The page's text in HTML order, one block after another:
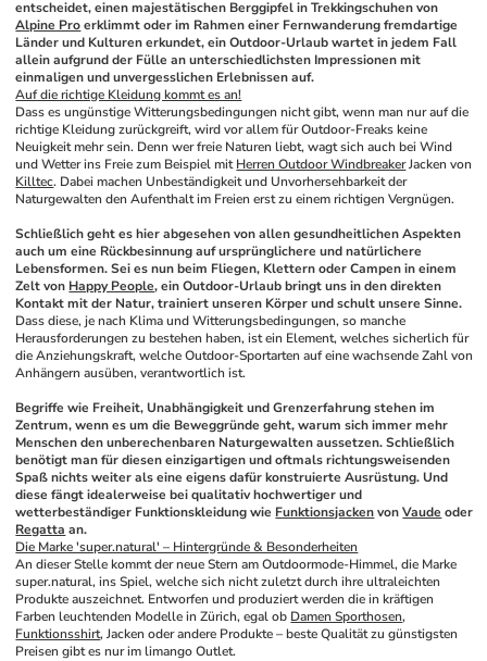
Alpine Pro erklimmt oder im Rahmen einer Fernwanderung fremdartige
Länder und Kulturen erkundet, ein Outdoor-Urlaub wartet in jedem Fall
allein aufgrund der Fülle an unterschiedlichsten Impressionen mit
einmaligen und unvergesslichen Erlebnissen auf.
Auf die richtige Kleidung kommt es an!
Dass es ungünstige Witterungsbedingungen nicht gibt, wenn man nur auf die
richtige Kleidung zurückgreift, wird vor allem für Outdoor-Freaks keine
Neuigkeit mehr sein. Denn wer freie Naturen liebt, wagt sich auch bei Wind
und Wetter ins Freie zum Beispiel mit Herren Outdoor Windbreaker
Killtec. Dabei machen Unbeständigkeit und Unvorhersehbarkeit der
Naturgewalten den Aufenthalt im Freien erst zu einem richtigen Vergnügen.
Schließlich geht es hier abgesehen von allen gesundheitlichen Aspekten
auch um eine Rückbesinnung auf ursprünglichere und natürlichere
Lebensformen. Sei es nun beim Fliegen, Klettern oder Campen in einem
Zelt von Happy People, ein Outdoor-Urlaub bringt uns in den direkten
Kontakt mit der Natur, trainiert unseren Körper und schult unsere Sinne.
Dass diese, je nach Klima und Witterungsbedingungen, so manche
Herausforderungen zu bestehen haben, ist ein Element, welches sicherlich für
die Anziehungskraft, welche Outdoor-Sportarten auf eine wachsende Zahl von
Anhängern ausüben, verantwortlich ist.
Begriffe wie Freiheit, Unabhängigkeit und Grenzerfahrung stehen im
Zentrum, wenn es um die Beweggründe geht, warum sich immer mehr
Menschen den unberechenbaren Naturgewalten aussetzen. Schließlich
benötigt man für diesen einzigartigen und oftmals richtungsweisenden
Spaß nichts weiter als eine eigens dafür konstruierte Ausrüstung. Und
diese fängt idealerweise bei qualitativ hochwertiger und
wetterbeständiger Funktionskleidung wie Funktionsjacken von Vaude
Regatta an.
Die Marke 'super.natural' – Hintergründe & Besonderheiten
An dieser Stelle kommt der neue Stern am Outdoormode-Himmel, die Marke
super.natural, ins Spiel, welche sich nicht zuletzt durch ihre ultraleichten
Produkte auszeichnet. Entworfen und produziert werden die in kräftigen
Farben leuchtenden Modelle in Zürich, egal ob Damen Sporthosen
Funktionsshirt, Jacken oder andere Produkte – beste Qualität zu günstigsten
Preisen gibt es nur im limango Outlet.